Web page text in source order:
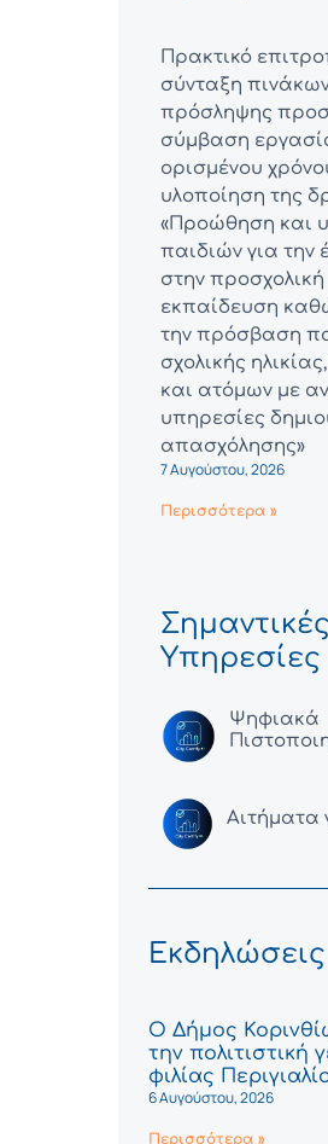
Πρακτικό
σύνταξη
πρόσληψης
σύμβαση
ορισμένου
υλοποίηση της
«Προώθηση και
παιδιών για την
στην προσχολική
εκπαίδευση
την πρόσβαση
σχολικής
και ατόμων με
υπηρεσίες
απασχόλησης»
7 Αυγούστου, 2026
Περισσότερα »
Σημαντικές
Υπηρεσίες
Ψηφιακά
Αιτήματα
Εκδηλώσεις
Ο Δήμος
την πολιτιστική
φιλίας
6 Αυγούστου, 2026
Περισσότερα »